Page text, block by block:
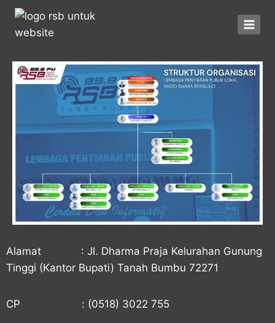
Alamat : Jl. Dharma Praja Kelurahan Gunung
Tinggi (Kantor Bupati) Tanah Bumbu 72271
CP : (0518) 3022 755